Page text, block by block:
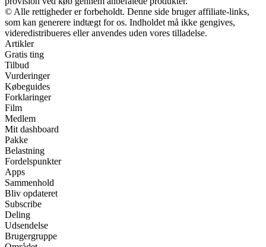
© Alle rettigheder er forbeholdt. Denne side bruger affiliate-links,
som kan generere indtægt for os. Indholdet må ikke gengives,
videredistribueres eller anvendes uden vores tilladelse.
Artikler
Gratis ting
Tilbud
Vurderinger
Købeguides
Forklaringer
Film
Medlem
Mit dashboard
Pakke
Belastning
Fordelspunkter
Apps
Sammenhold
Bliv opdateret
Subscribe
Deling
Udsendelse
Brugergruppe